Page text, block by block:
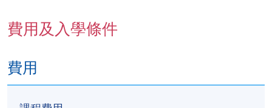
https://hkuspace.hku.hk/cht/teaching-and-
learning/learners-support/learners-
費用及入學條件
費用